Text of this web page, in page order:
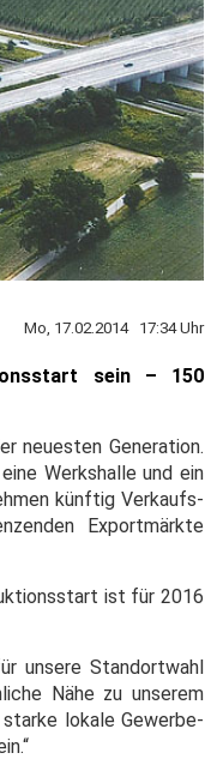
Mo, 17.02.2014 17:34 Uhr
art sein– 150
neuesten Generation.
Werkshalle und ein
künftig Verkaufs-
Exportmärkte
ist für 2016
unsere Standortwahl
Nähe zu unserem
lokale Gewerbe-